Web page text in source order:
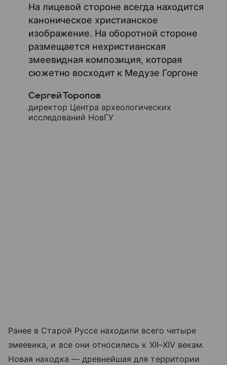
На лицевой стороне всегда находится
каноническое христианское
изображение. На оборотной стороне
размещается нехристианская
змеевидная композиция, которая
сюжетно восходит к Медузе Горгоне
Сергей Торопов
директор Центра археологических
исследований НовГУ
Ранее в Старой Руссе находили всего четыре
змеевика, и все они относились к XII–XIV векам.
Новая находка — древнейшая для территории